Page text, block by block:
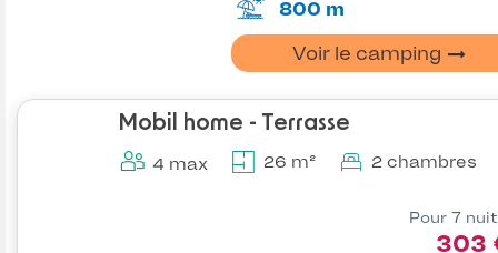
800 m
Voir le camping
Mobil home - Terrasse
4 max 26 m² 2 chambres
Pour 7
303